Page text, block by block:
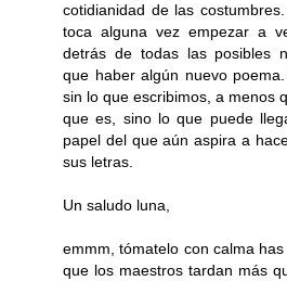
cotidianidad de las
toca alguna vez empezar a
detrás de todas las posibles
que haber algún nuevo
sin lo que escribimos, a menos
que es, sino lo que puede
papel del que aún aspira a
sus letras.
Un saludo luna,
emmm, tómatelo con calma
que los maestros tardan más